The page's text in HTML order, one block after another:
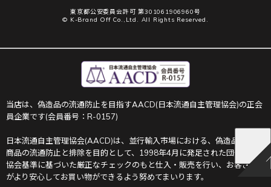
東京都公安委員会許可 第301061906960号
© K-Brand Off Co.,Ltd. All Rights Reserved.
当店は、偽造品の流通防止を目指すAACD(日本流通自主管理協会)の正会
員企業です(会員番号：R-0157)
日本流通自主管理協会(AACD)は、並行輸入市場における、偽造品や不正
商品の流通防止と排除を目的として、1998年4月に発足された団体です。
協会基準に基づいた厳正なチェックのもと仕入・販売を行い、お客さま
がより安心してお買い物ができるよう努めてまいります。